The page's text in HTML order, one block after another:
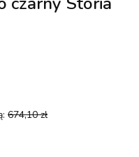
674,10 zł